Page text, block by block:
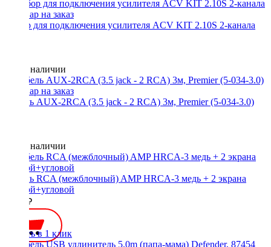
Набор для подключения усилителя ACV KIT 2.10S 2-канала
Нет в наличии
Кабель AUX-2RCA (3.5 jack - 2 RCA) 3м, Premier (5-034-3.0)
Нет в наличии
Кабель RCA (межблочный) AMP HRCA-3 медь + 2 экрана
прямой+угловой
2200 ₽
Купить в 1 клик